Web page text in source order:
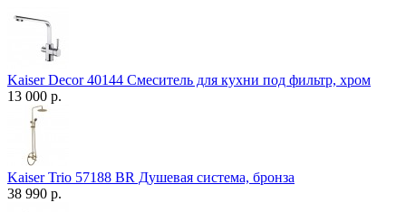
Kaiser Decor 40144 Смеситель для кухни под фильтр, хром
13 000 р.
Kaiser Trio 57188 BR Душевая система, бронза
38 990 р.